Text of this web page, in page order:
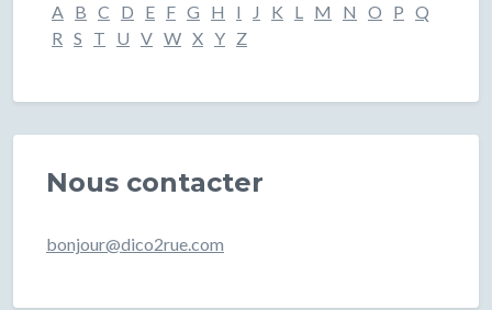
A B C D E F G H I J K L M N O P Q
R S T U V W X Y Z
Nous contacter
bonjour@dico2rue.com